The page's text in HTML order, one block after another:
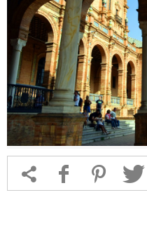
 f 1 T